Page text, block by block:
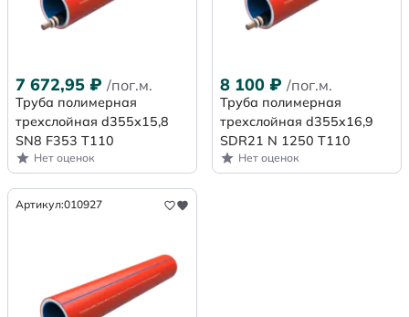
7 672,95 ₽ /пог.м.
Труба полимерная
трехслойная d355х15,8
SN8 F353 Т110
Нет оценок
8 100 ₽ /пог.м.
Труба полимерная
трехслойная d355x16,9
SDR21 N 1250 Т110
Нет оценок
Артикул:010927